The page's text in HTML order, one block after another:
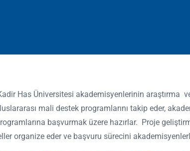
Has Üniversitesi akademisyenlerinin araştırma
mali destek programlarını takip eder,
başvurmak üzere hazırlar. Proje
organize eder ve başvuru sürecini